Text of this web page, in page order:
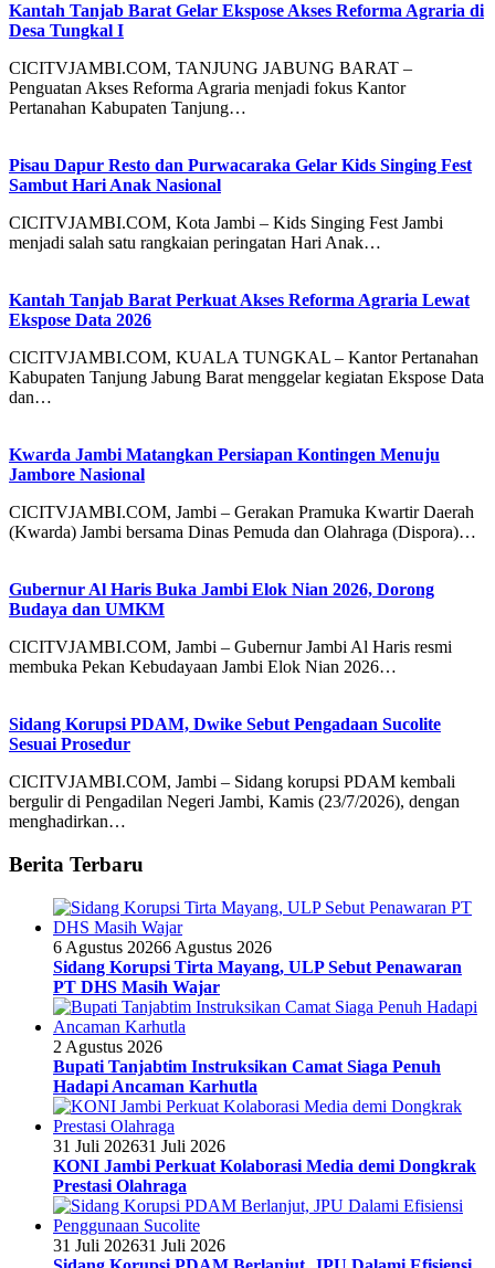
Kantah Tanjab Barat Gelar Ekspose Akses Reforma Agraria di
Desa Tungkal I
CICITVJAMBI.COM, TANJUNG JABUNG BARAT –
Penguatan Akses Reforma Agraria menjadi fokus Kantor
Pertanahan Kabupaten Tanjung…
Pisau Dapur Resto dan Purwacaraka Gelar Kids Singing Fest
Sambut Hari Anak Nasional
CICITVJAMBI.COM, Kota Jambi – Kids Singing Fest Jambi
menjadi salah satu rangkaian peringatan Hari Anak…
Kantah Tanjab Barat Perkuat Akses Reforma Agraria Lewat
Ekspose Data 2026
CICITVJAMBI.COM, KUALA TUNGKAL – Kantor Pertanahan
Kabupaten Tanjung Jabung Barat menggelar kegiatan Ekspose Data
dan…
Kwarda Jambi Matangkan Persiapan Kontingen Menuju
Jambore Nasional
CICITVJAMBI.COM, Jambi – Gerakan Pramuka Kwartir Daerah
(Kwarda) Jambi bersama Dinas Pemuda dan Olahraga (Dispora)…
Gubernur Al Haris Buka Jambi Elok Nian 2026, Dorong
Budaya dan UMKM
CICITVJAMBI.COM, Jambi – Gubernur Jambi Al Haris resmi
membuka Pekan Kebudayaan Jambi Elok Nian 2026…
Sidang Korupsi PDAM, Dwike Sebut Pengadaan Sucolite
Sesuai Prosedur
CICITVJAMBI.COM, Jambi – Sidang korupsi PDAM kembali
bergulir di Pengadilan Negeri Jambi, Kamis (23/7/2026), dengan
menghadirkan…
Berita Terbaru
6 Agustus 20266 Agustus 2026
Sidang Korupsi Tirta Mayang, ULP Sebut Penawaran
PT DHS Masih Wajar
2 Agustus 2026
Bupati Tanjabtim Instruksikan Camat Siaga Penuh
Hadapi Ancaman Karhutla
31 Juli 202631 Juli 2026
KONI Jambi Perkuat Kolaborasi Media demi Dongkrak
Prestasi Olahraga
31 Juli 202631 Juli 2026